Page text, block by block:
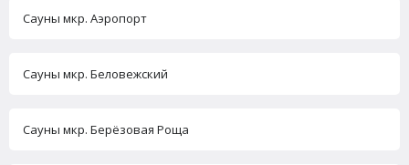
Сауны мкр. Аэропорт
Сауны мкр. Беловежский
Сауны мкр. Берёзовая Роща